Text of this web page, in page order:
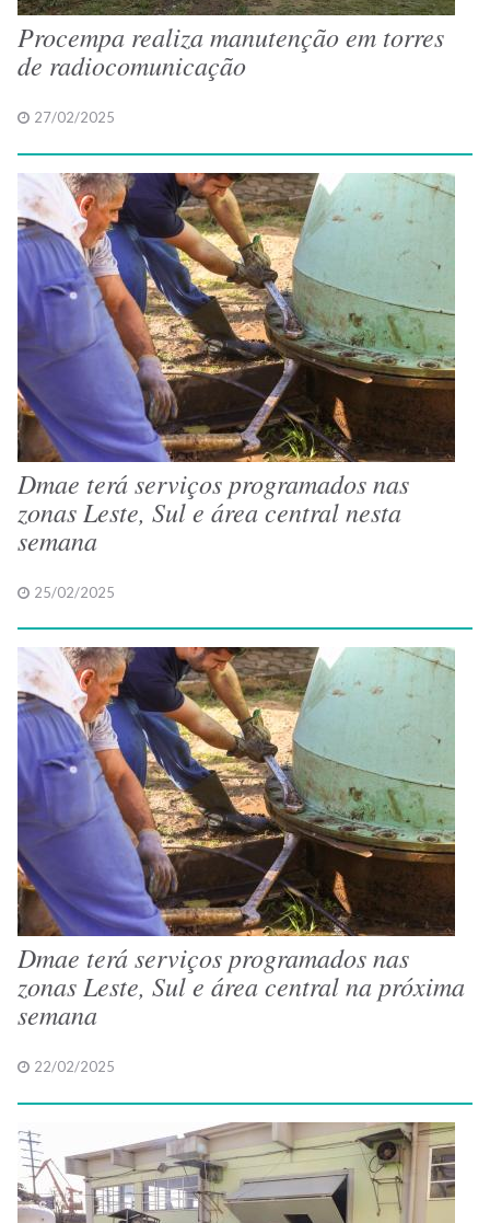
Procempa realiza manutenção em torres
de radiocomunicação
27/02/2025
Dmae terá serviços programados nas
zonas Leste, Sul e área central nesta
semana
25/02/2025
Dmae terá serviços programados nas
zonas Leste, Sul e área central na próxima
semana
22/02/2025